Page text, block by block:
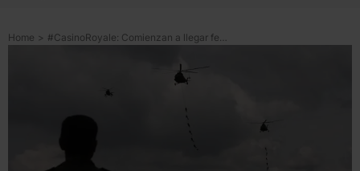
Home > #CasinoRoyale: Comienzan a llegar federales y soldados a #NL